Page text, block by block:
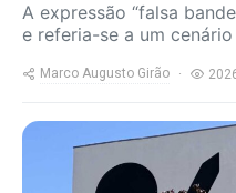
A expressão “falsa
e referia-se a um
Marco Augusto Girão
https://www.ruadireita.pt/
content/uploads/2026/
800x600.jpg